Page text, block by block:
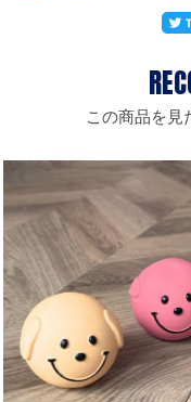
この商品を見